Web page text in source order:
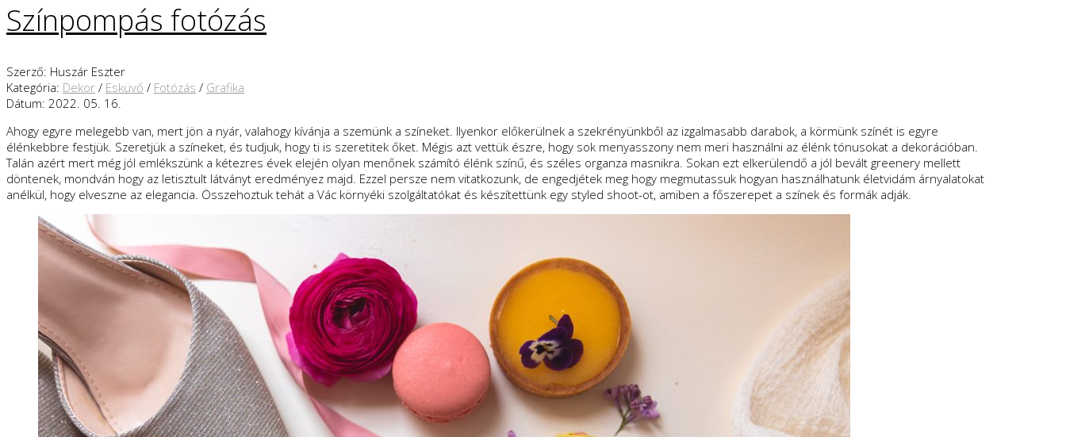
Színpompás fotózás
Szerző: Huszár Eszter
Kategória: Dekor / Esküvő / Fotózás / Grafika
Dátum: 2022. 05. 16.
Ahogy egyre melegebb van, mert jön a nyár, valahogy kívánja a szemünk a színeket. Ilyenkor előkerülnek a szekrényünkből az izgalmasabb darabok, a körmünk színét is egyre
élénkebbre festjük. Szeretjük a színeket, és tudjuk, hogy ti is szeretitek őket. Mégis azt vettük észre, hogy sok menyasszony nem meri használni az élénk tónusokat a dekorációban.
Talán azért mert még jól emlékszünk a kétezres évek elején olyan menőnek számító élénk színű, és széles organza masnikra. Sokan ezt elkerülendő a jól bevált greenery mellett
döntenek, mondván hogy az letisztult látványt eredményez majd. Ezzel persze nem vitatkozunk, de engedjétek meg hogy megmutassuk hogyan használhatunk életvidám árnyalatokat
anélkül, hogy elveszne az elegancia. Összehoztuk tehát a Vác környéki szolgáltatókat és készítettünk egy styled shoot-ot, amiben a főszerepet a színek és formák adják.